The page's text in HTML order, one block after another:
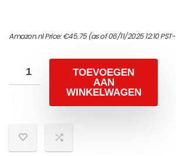
Amazon.nl Price:€45.75(as of 06/11/2025 12:10 PST-
TOEVOEGEN
AAN
WINKELWAGEN